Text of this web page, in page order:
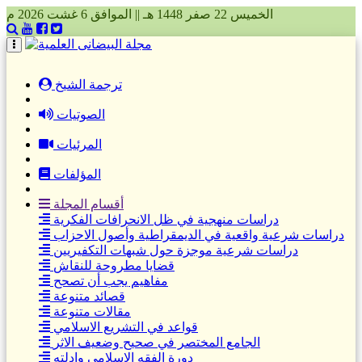
الخميس 22 صفر 1448 هـ || الموافق 6 غشت 2026 م
ترجمة الشيخ(current)
الصوتيات
المرئيات
المؤلفات
أقسام المجلة
دراسات منهجية في ظل الانحرافات الفكرية
دراسات شرعية واقعية في الديمقراطية وأصول الاحزاب
دراسات شرعية موجزة حول شبهات التكفيريين
قضايا مطروحة للنقاش
مفاهيم يجب أن تصحح
قصائد متنوعة
مقالات متنوعة
قواعد في التشريع الاسلامي
الجامع المختصر في صحيح وضعيف الاثر
دورة الفقه الاسلامي وادلته